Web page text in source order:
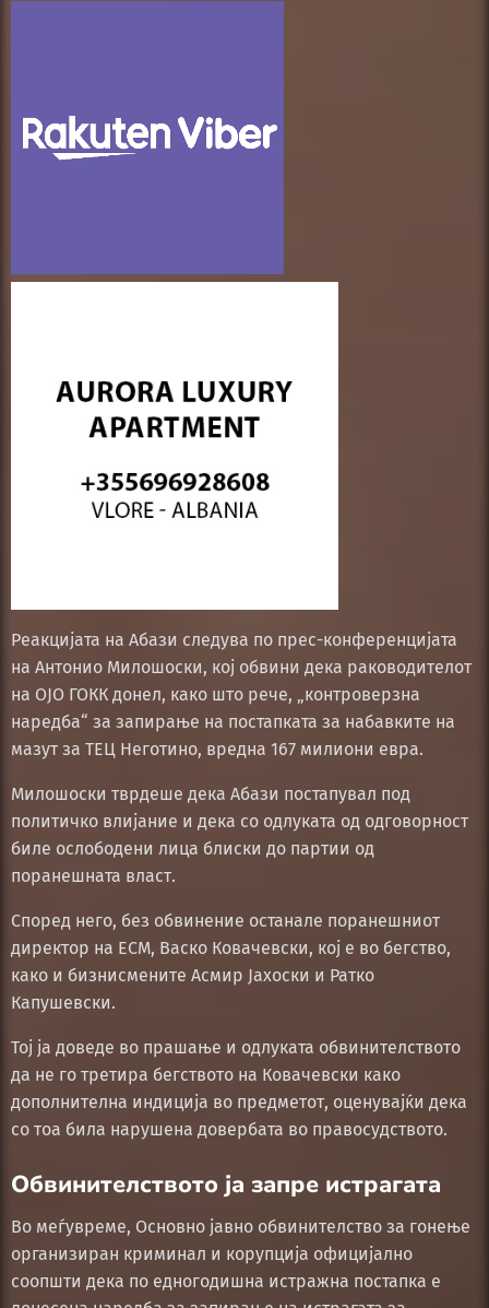
Реакцијата на Абази следува по прес-конференцијата
на Антонио Милошоски, кој обвини дека раководителот
на ОЈО ГОКК донел, како што рече, „контроверзна
наредба“ за запирање на постапката за набавките на
мазут за ТЕЦ Неготино, вредна 167 милиони евра.
Милошоски тврдеше дека Абази постапувал под
политичко влијание и дека со одлуката од одговорност
биле ослободени лица блиски до партии од
поранешната власт.
Според него, без обвинение останале поранешниот
директор на ЕСМ, Васко Ковачевски, кој е во бегство,
како и бизнисмените Асмир Јахоски и Ратко
Капушевски.
Тој ја доведе во прашање и одлуката обвинителството
да не го третира бегството на Ковачевски како
дополнителна индиција во предметот, оценувајќи дека
со тоа била нарушена довербата во правосудството.
Обвинителството ја запре истрагата
Во меѓувреме, Основно јавно обвинителство за гонење
организиран криминал и корупција официјално
соопшти дека по едногодишна истражна постапка е